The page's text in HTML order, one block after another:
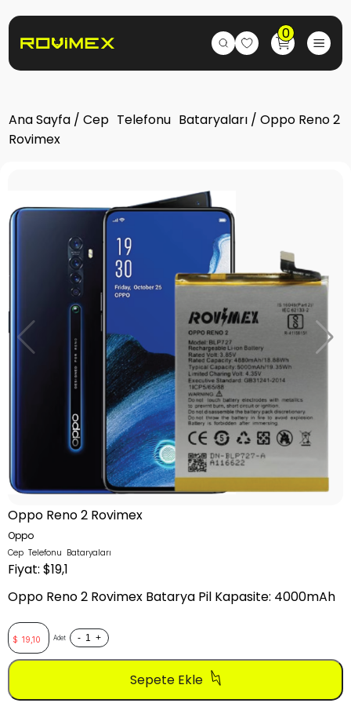
0
Ana Sayfa / Cep Telefonu Bataryaları / Oppo Reno 2
Rovimex
Oppo Reno 2 Rovimex
Oppo
Cep Telefonu Bataryaları
Fiyat: $19,1
Oppo Reno 2 Rovimex Batarya Pil Kapasite: 4000mAh
$ 19,10 Adet - +
Sepete Ekle